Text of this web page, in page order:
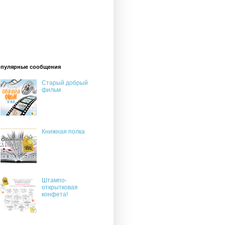
сообщения
Старый добрый
фильм
Книжная полка
Штампо-
открытковая
конфета!